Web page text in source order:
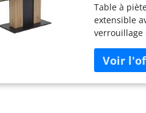
Table à
extensible
verrouillage
Rallonge
en
moments